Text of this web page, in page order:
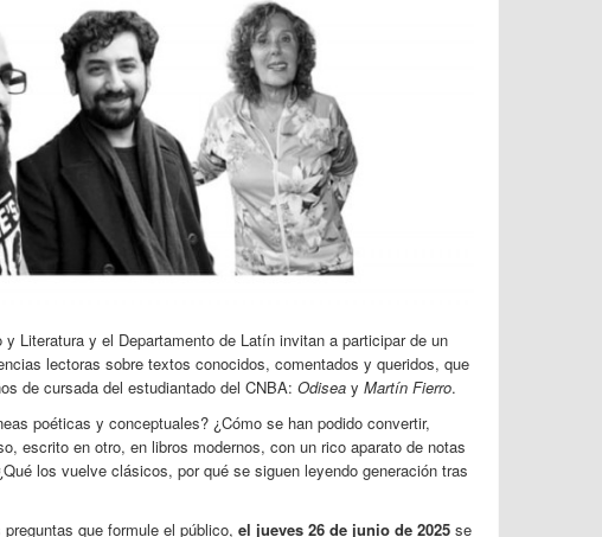
y Literatura y el Departamento de Latín invitan a participar de un
lectoras sobre textos conocidos, comentados y queridos, que
de cursada del estudiantado del CNBA: Odisea y Martín Fierro.
poéticas y conceptuales? ¿Cómo se han podido convertir,
escrito en otro, en libros modernos, con un rico aparato de notas
los vuelve clásicos, por qué se siguen leyendo generación tras
que formule el público, el jueves 26 de junio de 2025 se